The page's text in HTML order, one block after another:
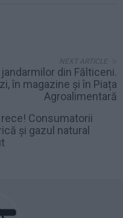
NEXT ARTICLE
din Fălticeni.
în magazine și în Piața
Agroalimentară
Consumatorii
și gazul natural